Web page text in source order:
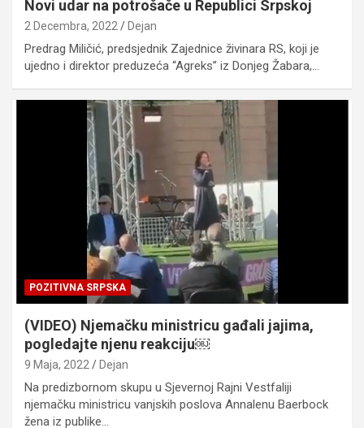
Novi udar na potrošače u Republici Srpskoj
2 Decembra, 2022 Dejan
Predrag Miličić, predsjednik Zajednice živinara RS, koji je
ujedno i direktor preduzeća “Agreks” iz Donjeg Žabara,…
POZITIVNA SRPSKA
(VIDEO) Njemačku ministricu gađali jajima,
pogledajte njenu reakciju￼
9 Maja, 2022 Dejan
Na predizbornom skupu u Sjevernoj Rajni Vestfaliji
njemačku ministricu vanjskih poslova Annalenu Baerbock
žena iz publike…